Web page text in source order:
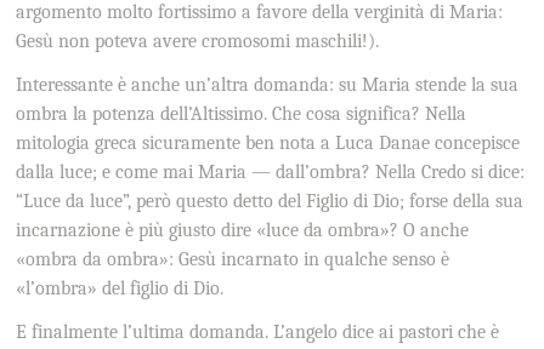
argomento molto fortissimo a favore della verginità di Maria:
Gesù non poteva avere cromosomi maschili!).
Interessante è anche un’altra domanda: su Maria stende la sua
ombra la potenza dell’Altissimo. Che cosa significa? Nella
mitologia greca sicuramente ben nota a Luca Danae concepisce
dalla luce; e come mai Maria — dall’ombra? Nella Credo si dice:
“Luce da luce”, però questo detto del Figlio di Dio; forse della sua
incarnazione è più giusto dire «luce da ombra»? O anche
«ombra da ombra»: Gesù incarnato in qualche senso è
«l’ombra» del figlio di Dio.
E finalmente l’ultima domanda. L’angelo dice ai pastori che è